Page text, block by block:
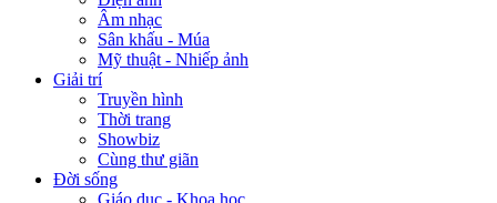
Âm nhạc
Sân khấu - Múa
Mỹ thuật - Nhiếp ảnh
Giải trí
Truyền hình
Thời trang
Showbiz
Cùng thư giãn
Đời sống
Giáo dục - Khoa học